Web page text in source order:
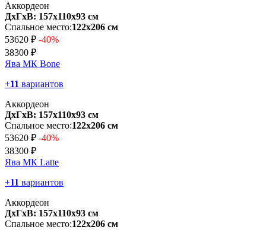
Аккордеон
ДхГхВ: 157х110x93 см
Спальное место:122х206 см
53620 ₽ -40%
38300 ₽
Ява МК Bone
+11 вариантов
Аккордеон
ДхГхВ: 157х110x93 см
Спальное место:122х206 см
53620 ₽ -40%
38300 ₽
Ява МК Latte
+11 вариантов
Аккордеон
ДхГхВ: 157х110x93 см
Спальное место:122х206 см